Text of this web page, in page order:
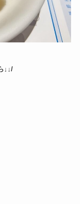
↓↓/